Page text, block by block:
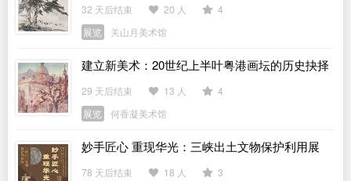
32 天后结束 20 人
4
展览
关山月美术馆
建立新美术：20世纪上半叶粤港画坛的历史抉择
29 天后结束 13 人
4
展览
何香凝美术馆
妙手匠心 重现华光：三峡出土文物保护利用展
78 天后结束 18 人 3